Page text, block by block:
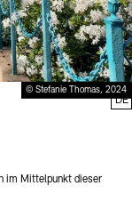
© Stefanie Thomas, 2024
im Mittelpunkt dieser
DE